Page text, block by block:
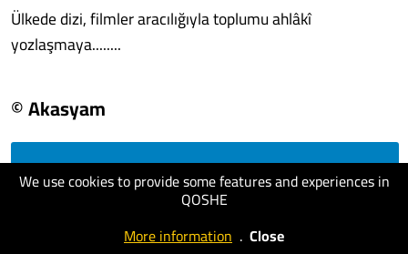
We use cookies to provide some features and experiences in
QOSHE
More information . Close
Ülkede dizi, filmler aracılığıyla toplumu ahlâkî
yozlaşmaya........
© Akasyam
visit website